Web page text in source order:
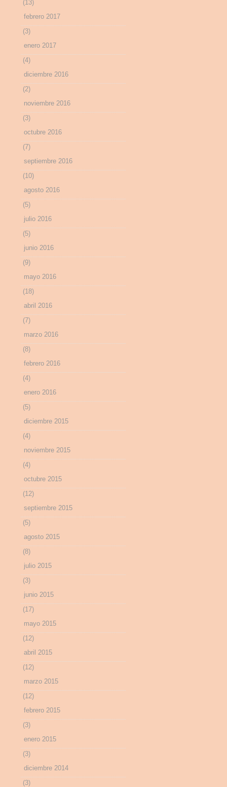
(13)
febrero 2017
(3)
enero 2017
(4)
diciembre 2016
(2)
noviembre 2016
(3)
octubre 2016
(7)
septiembre 2016
(10)
agosto 2016
(5)
julio 2016
(5)
junio 2016
(9)
mayo 2016
(18)
abril 2016
(7)
marzo 2016
(8)
febrero 2016
(4)
enero 2016
(5)
diciembre 2015
(4)
noviembre 2015
(4)
octubre 2015
(12)
septiembre 2015
(5)
agosto 2015
(8)
julio 2015
(3)
junio 2015
(17)
mayo 2015
(12)
abril 2015
(12)
marzo 2015
(12)
febrero 2015
(3)
enero 2015
(3)
diciembre 2014
(3)